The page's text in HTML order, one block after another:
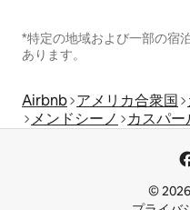
*特定の地域および一部の宿
あります。
Airbnb アメリカ合衆国
メンドシーノ
カスパー
©